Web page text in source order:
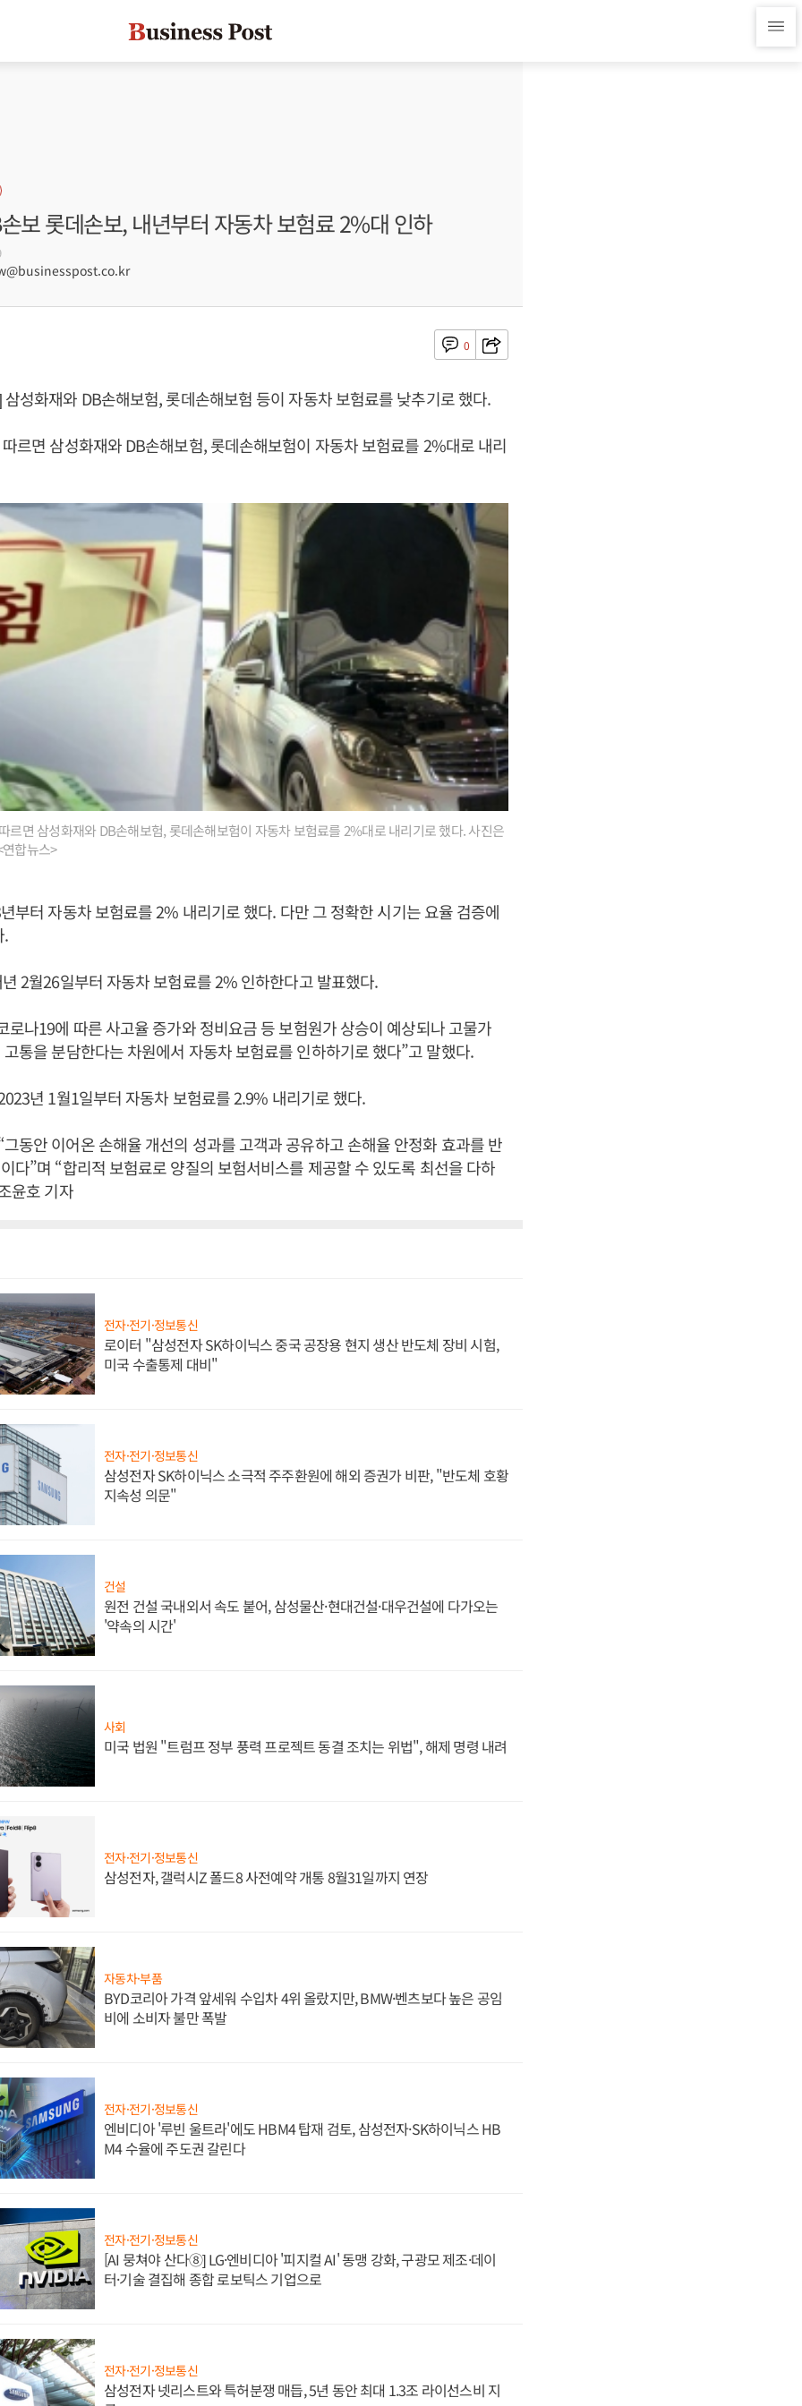
보 롯데손보, 내년부터 자동차 보험료 2%대 인하
0
성화재와 DB손해보험, 롯데손해보험 등이 자동차 보험료를 낮추기로 했다.
르면 삼성화재와 DB손해보험, 롯데손해보험이 자동차 보험료를 2%대로 내리
면 삼성화재와 DB손해보험, 롯데손해보험이 자동차 보험료를 2%대로 내리기로 했다. 사진은
합뉴스>
부터 자동차 보험료를 2% 내리기로 했다. 다만 그 정확한 시기는 요율 검증에
.
2월26일부터 자동차 보험료를 2% 인하한다고 발표했다.
로나19에 따른 사고율 증가와 정비요금 등 보험원가 상승이 예상되나 고물가
통을 분담한다는 차원에서 자동차 보험료를 인하하기로 했다”고 말했다.
년 1월1일부터 자동차 보험료를 2.9% 내리기로 했다.
동안 이어온 손해율 개선의 성과를 고객과 공유하고 손해율 안정화 효과를 반
다”며 “합리적 보험료로 양질의 보험서비스를 제공할 수 있도록 최선을 다하
윤호 기자
전자·전기·정보통신
로이터 "삼성전자 SK하이닉스 중국 공장용 현지 생산 반도체 장비 시험,
미국 수출통제 대비"
전자·전기·정보통신
삼성전자 SK하이닉스 소극적 주주환원에 해외 증권가 비판, "반도체 호황
지속성 의문"
건설
원전 건설 국내외서 속도 붙어, 삼성물산·현대건설·대우건설에 다가오는
'약속의 시간'
사회
미국 법원 "트럼프 정부 풍력 프로젝트 동결 조치는 위법", 해제 명령 내려
전자·전기·정보통신
삼성전자, 갤럭시Z 폴드8 사전예약 개통 8월31일까지 연장
자동차·부품
BYD코리아 가격 앞세워 수입차 4위 올랐지만, BMW·벤츠보다 높은 공임
비에 소비자 불만 폭발
전자·전기·정보통신
엔비디아 '루빈 울트라'에도 HBM4 탑재 검토, 삼성전자·SK하이닉스 HB
M4 수율에 주도권 갈린다
전자·전기·정보통신
[AI 뭉쳐야 산다⑧] LG·엔비디아 '피지컬 AI' 동맹 강화, 구광모 제조·데이
터·기술 결집해 종합 로보틱스 기업으로
전자·전기·정보통신
삼성전자 넷리스트와 특허분쟁 매듭, 5년 동안 최대 1.3조 라이선스비 지